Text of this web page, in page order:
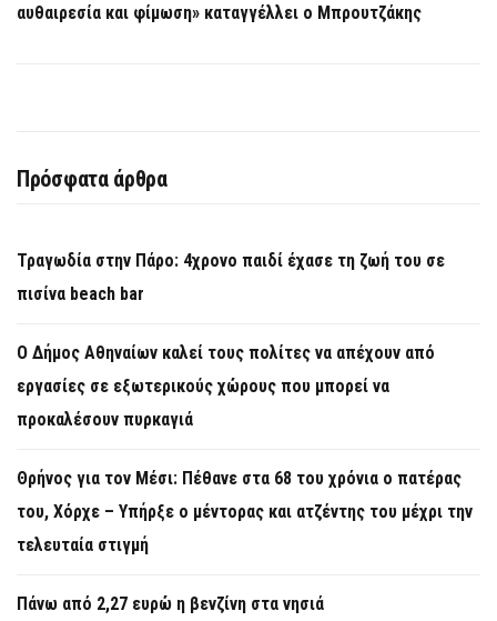
αυθαιρεσία και φίμωση» καταγγέλλει ο Μπρουτζάκης
Πρόσφατα άρθρα
Τραγωδία στην Πάρο: 4χρονο παιδί έχασε τη ζωή του σε
πισίνα beach bar
Ο Δήμος Αθηναίων καλεί τους πολίτες να απέχουν από
εργασίες σε εξωτερικούς χώρους που μπορεί να
προκαλέσουν πυρκαγιά
Θρήνος για τον Μέσι: Πέθανε στα 68 του χρόνια ο πατέρας
του, Χόρχε – Υπήρξε ο μέντορας και ατζέντης του μέχρι την
τελευταία στιγμή
Πάνω από 2,27 ευρώ η βενζίνη στα νησιά